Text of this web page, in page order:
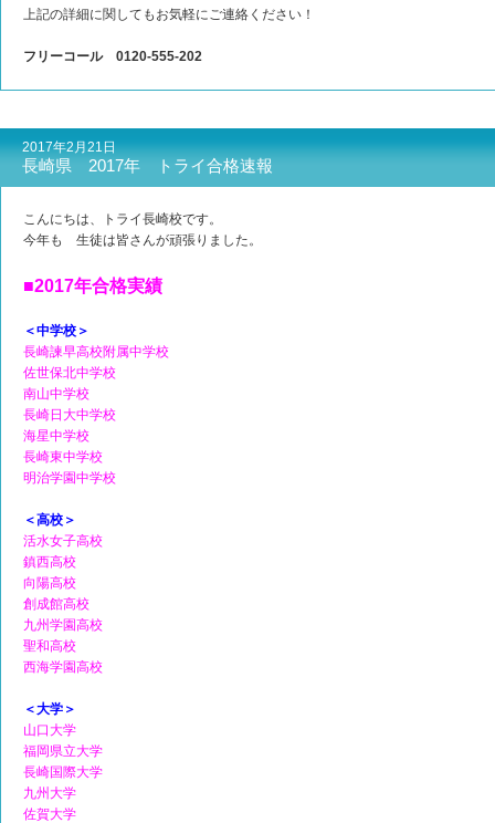
上記の詳細に関してもお気軽にご連絡ください！
フリーコール 0120-555-202
2017年2月21日
長崎県 2017年 トライ合格速報
こんにちは、トライ長崎校です。
今年も 生徒は皆さんが頑張りました。
■2017年合格実績
＜中学校＞
長崎諫早高校附属中学校
佐世保北中学校
南山中学校
長崎日大中学校
海星中学校
長崎東中学校
明治学園中学校
＜高校＞
活水女子高校
鎮西高校
向陽高校
創成館高校
九州学園高校
聖和高校
西海学園高校
＜大学＞
山口大学
福岡県立大学
長崎国際大学
九州大学
佐賀大学